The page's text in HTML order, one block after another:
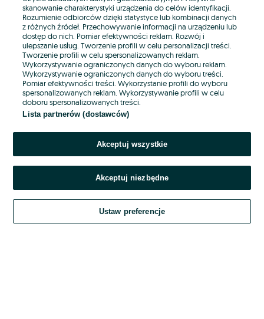
E-mail
Hasło
Nie pamiętasz hasła?
Zaloguj się
Kontynuując za pośrednictwem jednego z dostawców wskazanych powyżej,
Regulamin serwisu OLX.pl w jego aktualnym brzmieniu.
skanowanie charakterystyki urządzenia do celów identyfikacji.
Rozumienie odbiorców dzięki statystyce lub kombinacji danych
z różnych źródeł. Przechowywanie informacji na urządzeniu lub
dostęp do nich. Pomiar efektywności reklam. Rozwój i
ulepszanie usług. Tworzenie profili w celu personalizacji treści.
Tworzenie profili w celu spersonalizowanych reklam.
Wykorzystywanie ograniczonych danych do wyboru reklam.
Wykorzystywanie ograniczonych danych do wyboru treści.
Pomiar efektywności treści. Wykorzystanie profili do wyboru
spersonalizowanych reklam. Wykorzystywanie profili w celu
doboru spersonalizowanych treści.
Lista partnerów (dostawców)
Akceptuj wszystkie
Akceptuj niezbędne
Ustaw preferencje